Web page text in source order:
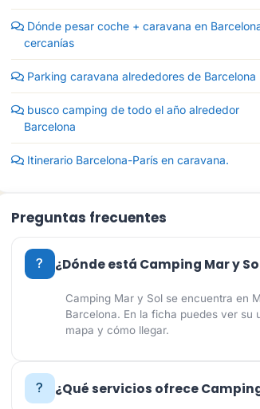
Dónde pesar coche + caravana en
cercanías
Parking caravana alrededores de Barcelona
busco camping de todo el año alrededor
Barcelona
Itinerario Barcelona-París en caravana.
Preguntas frecuentes
¿Dónde está Camping Mar y
Camping Mar y Sol se encuentra en
Barcelona. En la ficha puedes ver su
mapa y cómo llegar.
¿Qué servicios ofrece